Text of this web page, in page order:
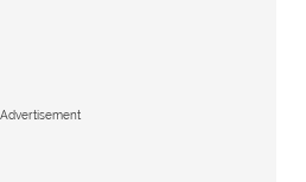
Advertisement